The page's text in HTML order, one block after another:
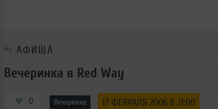
АФИША
Вечеринка в Red Way
0 Вечеринка 17 ФЕВРАЛЯ 2006 В 21:00